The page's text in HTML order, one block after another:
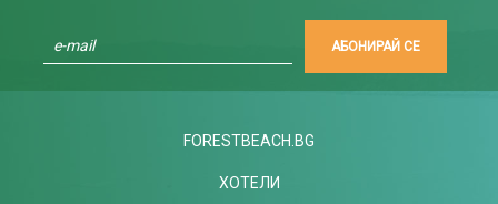
АБОНИРАЙ СЕ
FORESTBEACH.BG
ХОТЕЛИ